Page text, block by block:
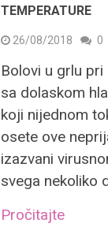
TEMPERATURE
26/08/2018 0
Bolovi u grlu
sa dolaskom
koji nijednom
osete ove
izazvani
svega nekoliko
Pročitajte